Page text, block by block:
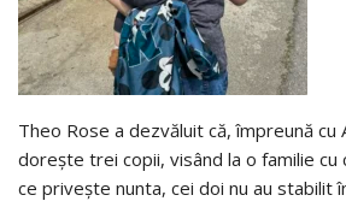
Theo Rose a dezvăluit că, împreună cu
dorește trei copii, visând la o familie cu
ce privește nunta, cei doi nu au stabilit